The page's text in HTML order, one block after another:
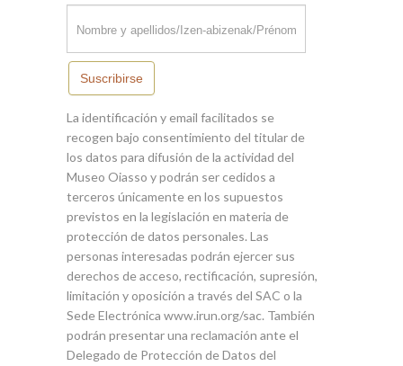
Suscribirse
La identificación y email facilitados se
recogen bajo consentimiento del titular de
los datos para difusión de la actividad del
Museo Oiasso y podrán ser cedidos a
terceros únicamente en los supuestos
previstos en la legislación en materia de
protección de datos personales. Las
personas interesadas podrán ejercer sus
derechos de acceso, rectificación, supresión,
limitación y oposición a través del SAC o la
Sede Electrónica www.irun.org/sac. También
podrán presentar una reclamación ante el
Delegado de Protección de Datos del